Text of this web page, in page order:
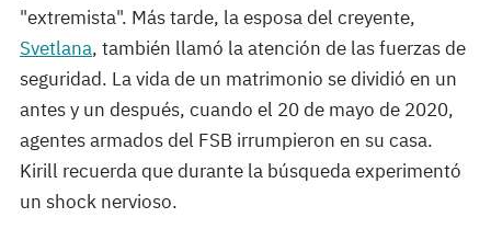
"extremista". Más tarde, la esposa del creyente,
Svetlana, también llamó la atención de las fuerzas de
seguridad. La vida de un matrimonio se dividió en un
antes y un después, cuando el 20 de mayo de 2020,
agentes armados del FSB irrumpieron en su casa.
Kirill recuerda que durante la búsqueda experimentó
un shock nervioso.